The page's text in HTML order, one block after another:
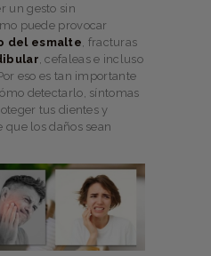
un gesto sin
puede provocar
del esmalte , fracturas
, cefaleas e incluso
eso es tan importante
detectarlo, síntomas
tus dientes y
los daños sean